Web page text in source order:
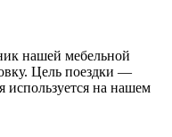
нашей мебельной
Цель поездки —
используется на нашем